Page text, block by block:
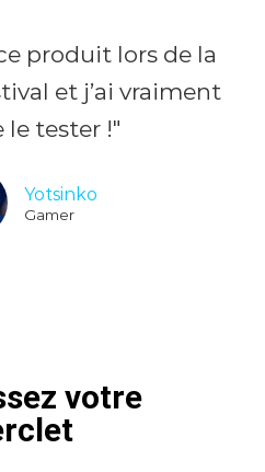
produit lors de la
et j’ai vraiment
le tester !"
Yotsinko
Gamer
votre